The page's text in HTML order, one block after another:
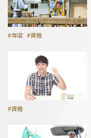
#年収 #資格
#資格